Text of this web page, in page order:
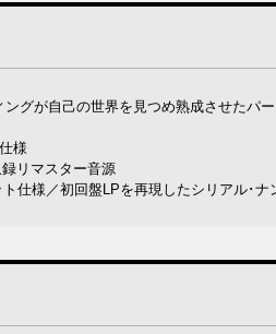
グが自己の世界を見つめ熟成させたパー
様
リマスター音源
仕様／初回盤LPを再現したシリアル･ナ